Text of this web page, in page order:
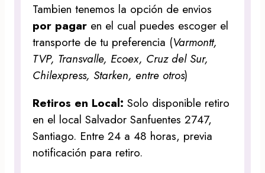
Tambien tenemos la opción de envios
por pagar en el cual puedes escoger el
transporte de tu preferencia (Varmontt,
TVP, Transvalle, Ecoex, Cruz del Sur,
Chilexpress, Starken, entre otros)
Retiros en Local:Solo disponible retiro
en el local Salvador Sanfuentes 2747,
Santiago. Entre 24 a 48 horas, previa
notificación para retiro.